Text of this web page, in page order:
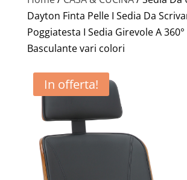
Dayton Finta Pelle I Sedia Da
Poggiatesta I Sedia Girevole A
Basculante vari colori
In offerta!